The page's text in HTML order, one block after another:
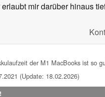
mir darüber hinaus
der M1 MacBooks ist so
(Update: 18.02.2026)